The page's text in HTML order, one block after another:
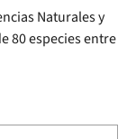
Naturales y
80 especies entre